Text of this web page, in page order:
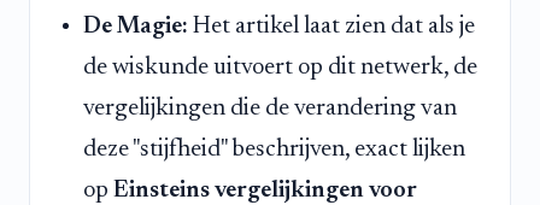
De Magie: Het artikel laat zien dat als je
de wiskunde uitvoert op dit netwerk, de
vergelijkingen die de verandering van
deze "stijfheid" beschrijven, exact lijken
op Einsteins vergelijkingen voor